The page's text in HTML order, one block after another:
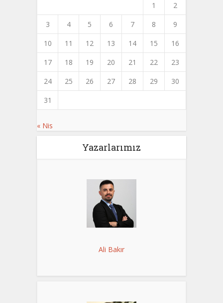
1
2
3
4 5 6 7 8
9
10
11 12 13 14 15
16
17
18 19 20 21 22
23
24
25 26 27 28 29
30
31
« Nis
Yazarlarımız
Ali Bakır